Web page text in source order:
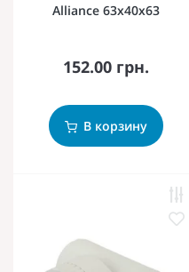
Alliance 63х40х63
152.00 грн.
В корзину